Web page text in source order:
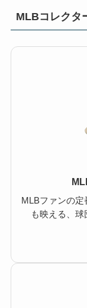
MLBコレクタ
MLBファンの
も映える、球